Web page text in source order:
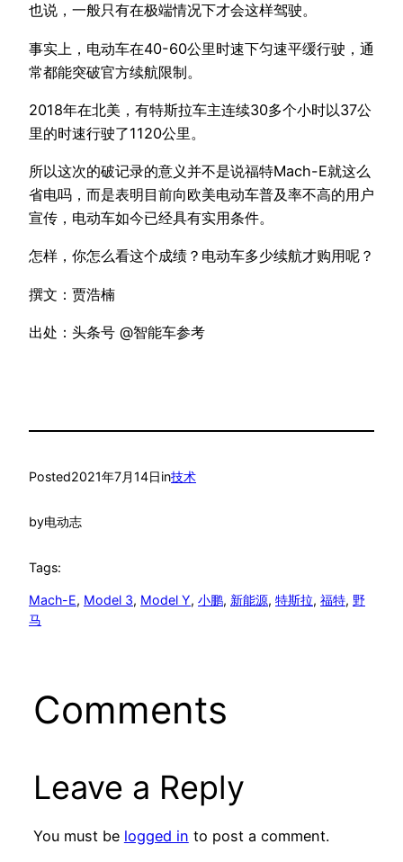
也说，一般只有在极端情况下才会这样驾驶。
事实上，电动车在40-60公里时速下匀速平缓行驶，通
常都能突破官方续航限制。
2018年在北美，有特斯拉车主连续30多个小时以37公
里的时速行驶了1120公里。
所以这次的破记录的意义并不是说福特Mach-E就这么
省电吗，而是表明目前向欧美电动车普及率不高的用户
宣传，电动车如今已经具有实用条件。
怎样，你怎么看这个成绩？电动车多少续航才购用呢？
撰文：贾浩楠
出处：头条号 @智能车参考
Posted2021年7月14日in技术
by电动志
Tags:
Mach-E, Model 3, Model Y, 小鹏, 新能源, 特斯拉, 福特, 野
马
Comments
Leave a Reply
You must be logged in to post a comment.